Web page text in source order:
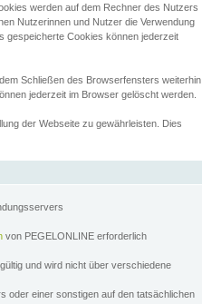
werden auf dem Rechner des Nutzers
Nutzerinnen und Nutzer die Verwendung
gespeicherte Cookies können jederzeit
Schließen des Browserfensters weiterhin
jederzeit im Browser gelöscht werden.
der Webseite zu gewährleisten. Dies
von PEGELONLINE erforderlich
und wird nicht über verschiedene
oder einer sonstigen auf den tatsächlichen